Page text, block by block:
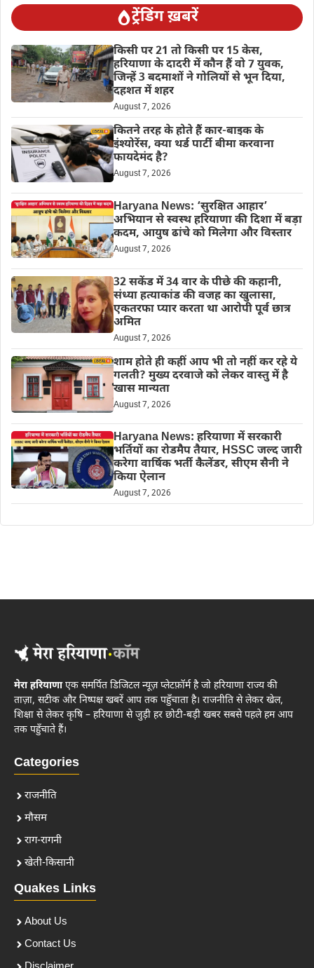
ट्रेंडिंग ख़बरें
किसी पर 21 तो किसी पर 15 केस,
हरियाणा के दादरी में कौन हैं वो 7 युवक,
जिन्हें 3 बदमाशों ने गोलियों से भून दिया,
दहशत में शहर
August 7, 2026
कितने तरह के होते हैं कार-बाइक के
इंश्योरेंस, क्या थर्ड पार्टी बीमा करवाना
फायदेमंद है?
August 7, 2026
Haryana News: ‘सुरक्षित आहार’
अभियान से स्वस्थ हरियाणा की दिशा में बड़ा
कदम, आयुष ढांचे को मिलेगा और विस्तार
August 7, 2026
32 सकेंड में 34 वार के पीछे की कहानी,
संध्या हत्याकांड की वजह का खुलासा,
एकतरफा प्यार करता था आरोपी पूर्व छात्र
अमित
August 7, 2026
शाम होते ही कहीं आप भी तो नहीं कर रहे ये
गलती? मुख्य दरवाजे को लेकर वास्तु में है
खास मान्यता
August 7, 2026
Haryana News: हरियाणा में सरकारी
भर्तियों का रोडमैप तैयार, HSSC जल्द जारी
करेगा वार्षिक भर्ती कैलेंडर, सीएम सैनी ने
किया ऐलान
August 7, 2026
मेरा हरियाणाएक समर्पित डिजिटल न्यूज़ प्लेटफ़ॉर्म है जो हरियाणा राज्य की
ताज़ा, सटीक और निष्पक्ष खबरें आप तक पहुँचाता है। राजनीति से लेकर खेल,
शिक्षा से लेकर कृषि – हरियाणा से जुड़ी हर छोटी-बड़ी खबर सबसे पहले हम आप
तक पहुँचाते हैं।
Categories
राजनीति
मौसम
राग-रागनी
खेती-किसानी
Quakes Links
About Us
Contact Us